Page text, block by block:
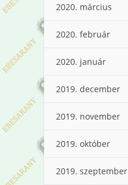
2020. március
2020. február
2020. január
2019. december
2019. november
2019. október
2019. szeptember